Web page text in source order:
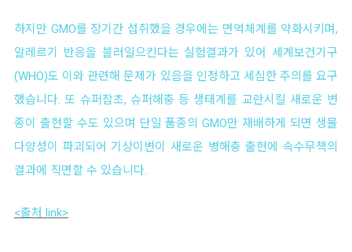
하지만 GMO를 장기간 섭취했을 경우에는 면역체계를 약화시키며,
알레르기 반응을 불러일으킨다는 실험결과가 있어 세계보건기구
(WHO)도 이와 관련해 문제가 있음을 인정하고 세심한 주의를 요구
했습니다. 또 슈퍼잡초, 슈퍼해충 등 생태계를 교란시킬 새로운 변
종이 출현할 수도 있으며 단일 품종의 GMO만 재배하게 되면 생물
다양성이 파괴되어 기상이변이 새로운 병해충 출현에 속수무책의
결과에 직면할 수 있습니다.
<출처 link>